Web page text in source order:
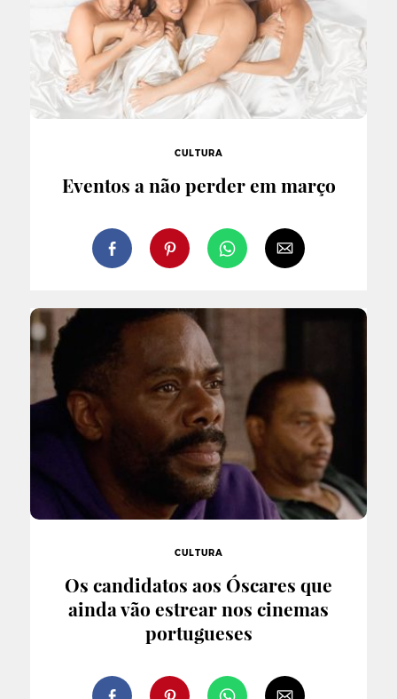
CULTURA
Eventos a não perder em março
CULTURA
Os candidatos aos Óscares que
ainda vão estrear nos cinemas
portugueses